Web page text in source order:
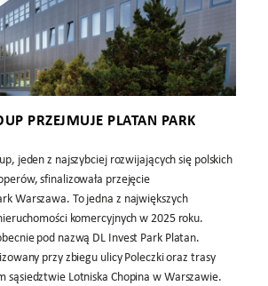
PRZEJMUJE PLATAN PARK
jeden z najszybciej rozwijających się polskich
sfinalizowała przejęcie
Warszawa. To jedna z największych
komercyjnych w 2025 roku.
pod nazwą DL Invest Park Platan.
przy zbiegu ulicy Poleczki oraz trasy
sąsiedztwie Lotniska Chopina w Warszawie.